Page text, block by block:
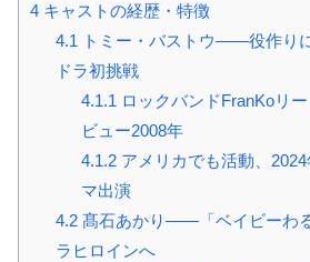
4 キャストの経歴・特徴
4.1 トミー・バストウ——役作り
ドラ初挑戦
4.1.1 ロックバンドFranKoリ
ビュー2008年
4.1.2アメリカでも活動、
マ出演
4.2髙石あかり——「ベイビーわ
ラヒロインへ